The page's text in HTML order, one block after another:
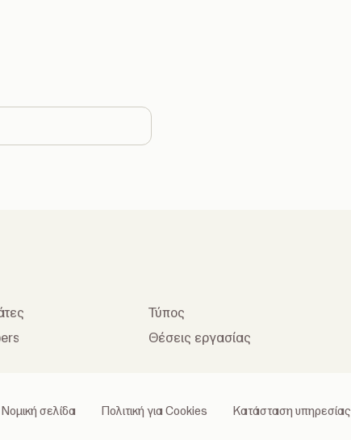
Τύπος
Θέσεις εργασίας
Νομική σελίδα Πολιτική για Cookies Κατάσταση υπηρεσίας